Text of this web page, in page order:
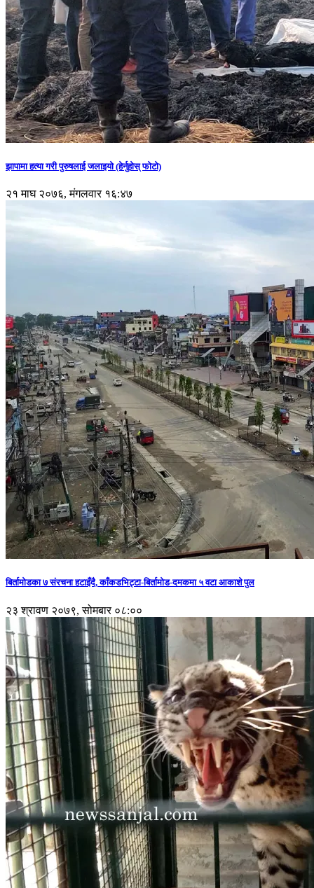
झापामा हत्या गरी पुरुषलाई जलाइयो (हेर्नुहाेस् फाेटाे)
२१ माघ २०७६, मंगलवार १६:४७
बिर्तामोडका ७ संरचना हटाइँदै, काँकडभिट्टा-बिर्तामोड-दमकमा ५ वटा आकाशे पुल
२३ श्रावण २०७९, सोमबार ०८:००